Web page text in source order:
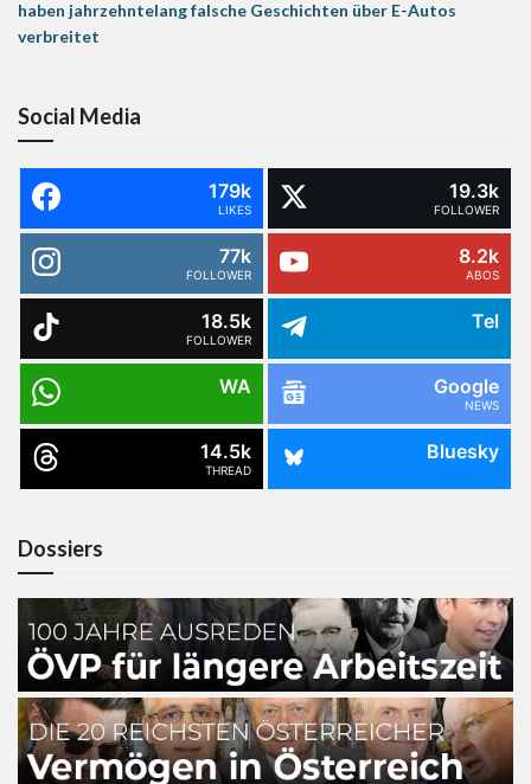
haben jahrzehntelang falsche Geschichten über E-Autos
verbreitet
Social Media
179k
LIKES
19.3k
FOLLOWER
77k
FOLLOWER
8.2k
ABOS
18.5k
FOLLOWER
Tel
WA Google
NEWS
14.5k
THREAD
Bluesky
Dossiers